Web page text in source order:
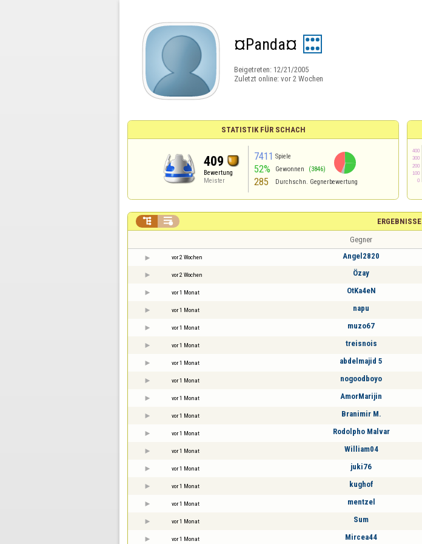
¤Panda¤
Beigetreten: 12/21/2005
Zuletzt online: vor 2 Wochen
STATISTIK FÜR SCHACH
409
Bewertung
Meister
7411 Spiele
52% Gewonnen (3846)
285 Durchschn. Gegnerbewertung
ERGEBNISSE
 
Gegner
vor 2 Wochen Angel2820
vor 2 Wochen Özay
vor 1 Monat OtKa4eN
vor 1 Monat napu
vor 1 Monat muzo67
vor 1 Monat treisnois
vor 1 Monat abdelmajid 5
vor 1 Monat nogoodboyo
vor 1 Monat AmorMarijin
vor 1 Monat Branimir M.
vor 1 Monat Rodolpho Malvar
vor 1 Monat William04
vor 1 Monat juki76
vor 1 Monat kughof
vor 1 Monat mentzel
vor 1 Monat Sum
vor 1 Monat Mircea44